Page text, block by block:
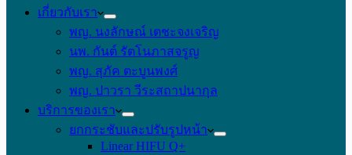
เกี่ยวกับเรา
พญ. นงลักษณ์ เตชะจงเจริญ
นพ. กันต์ รัตโนภาสจรูญ
พญ. สุภัค ตะบูนพงศ์
พญ. ปาวรา วีระสถาปนากุล
บริการของเรา
ยกกระชับและปรับรูปหน้า
Linear HIFU Q+